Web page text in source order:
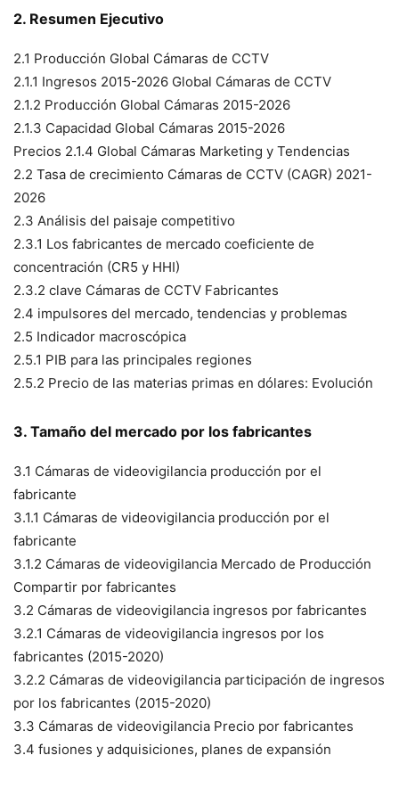
2. Resumen Ejecutivo
2.1 Producción Global Cámaras de CCTV
2.1.1 Ingresos 2015-2026 Global Cámaras de CCTV
2.1.2 Producción Global Cámaras 2015-2026
2.1.3 Capacidad Global Cámaras 2015-2026
Precios 2.1.4 Global Cámaras Marketing y Tendencias
2.2 Tasa de crecimiento Cámaras de CCTV (CAGR) 2021-
2026
2.3 Análisis del paisaje competitivo
2.3.1 Los fabricantes de mercado coeficiente de
concentración (CR5 y HHI)
2.3.2 clave Cámaras de CCTV Fabricantes
2.4 impulsores del mercado, tendencias y problemas
2.5 Indicador macroscópica
2.5.1 PIB para las principales regiones
2.5.2 Precio de las materias primas en dólares: Evolución
3. Tamaño del mercado por los fabricantes
3.1 Cámaras de videovigilancia producción por el
fabricante
3.1.1 Cámaras de videovigilancia producción por el
fabricante
3.1.2 Cámaras de videovigilancia Mercado de Producción
Compartir por fabricantes
3.2 Cámaras de videovigilancia ingresos por fabricantes
3.2.1 Cámaras de videovigilancia ingresos por los
fabricantes (2015-2020)
3.2.2 Cámaras de videovigilancia participación de ingresos
por los fabricantes (2015-2020)
3.3 Cámaras de videovigilancia Precio por fabricantes
3.4 fusiones y adquisiciones, planes de expansión